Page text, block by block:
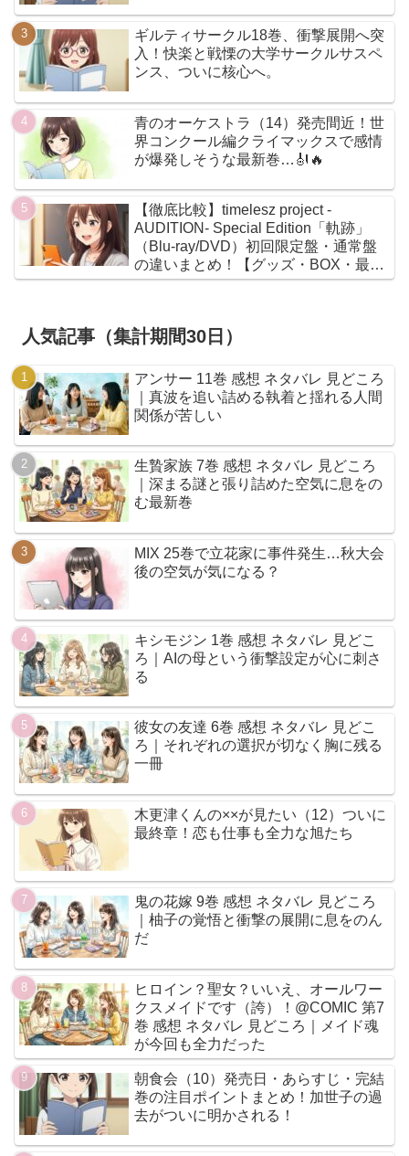
ギルティサークル18巻、衝撃展開へ突
入！快楽と戦慄の大学サークルサスペ
ンス、ついに核心へ。
青のオーケストラ（14）発売間近！世
界コンクール編クライマックスで感情
が爆発しそうな最新巻…🎻🔥
【徹底比較】timelesz project -
AUDITION- Special Edition「軌跡」
（Blu-ray/DVD）初回限定盤・通常盤
の違いまとめ！【グッズ・BOX・最安
値】
人気記事（集計期間30日）
アンサー 11巻 感想 ネタバレ 見どころ
｜真波を追い詰める執着と揺れる人間
関係が苦しい
生贄家族 7巻 感想 ネタバレ 見どころ
｜深まる謎と張り詰めた空気に息をの
む最新巻
MIX 25巻で立花家に事件発生…秋大会
後の空気が気になる？
キシモジン 1巻 感想 ネタバレ 見どこ
ろ｜AIの母という衝撃設定が心に刺さ
る
彼女の友達 6巻 感想 ネタバレ 見どこ
ろ｜それぞれの選択が切なく胸に残る
一冊
木更津くんの××が見たい（12）ついに
最終章！恋も仕事も全力な旭たち
鬼の花嫁 9巻 感想 ネタバレ 見どころ
｜柚子の覚悟と衝撃の展開に息をのん
だ
ヒロイン？聖女？いいえ、オールワー
クスメイドです（誇）！@COMIC 第7
巻 感想 ネタバレ 見どころ｜メイド魂
が今回も全力だった
朝食会（10）発売日・あらすじ・完結
巻の注目ポイントまとめ！加世子の過
去がついに明かされる！